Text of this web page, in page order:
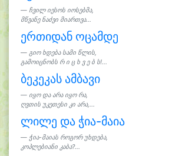
ჩვილ იესოს იოსებმა,
მწვანე ნაძვი მიართვა...
ერთიდან ოცამდე
გიო ხდება სამი წლის,
გამოიცნობს რ ი ც ხ ვ ე ბ ს!...
ბეკეკას ამბავი
იყო და არა იყო რა,
ღვთის უკეთესი კი არა,...
ლილე და ჭია-მაია
ჭია-მაიას როგორ უხდება,
კოპლებიანი კაბა?...